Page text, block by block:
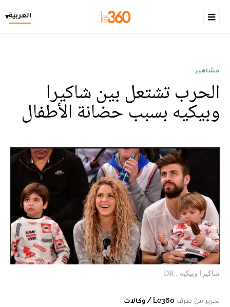
العربية▾
مشاهير
الحرب تشتعل بين شاكيرا
وبيكيه بسبب حضانة الأطفال
شاكيرا وبيكيه . DR
تحرير من طرف Le360 / وكالات